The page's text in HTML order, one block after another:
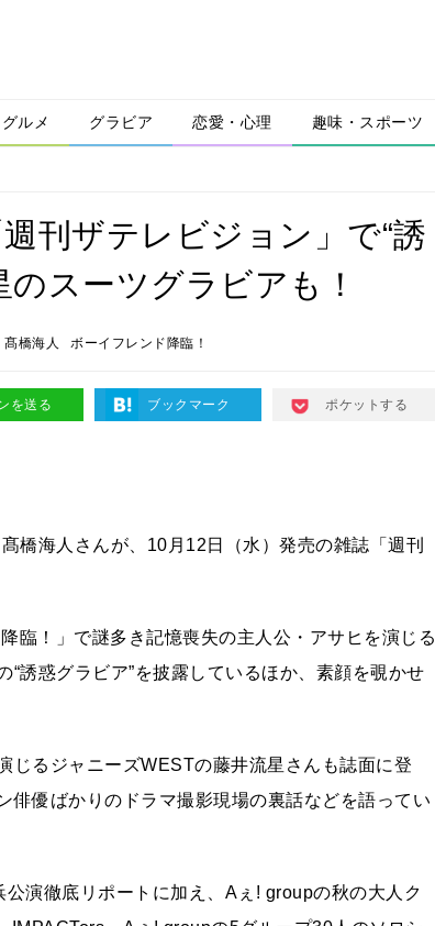
ルメ グラビア 恋愛・心理 趣味・スポーツ
刊ザテレビジョン」で“誘
スーツグラビアも！
髙橋海人 ボーイフレンド降臨！
を送る ブックマーク ポケットする
橋海人さんが、10月12日（水）発売の雑誌「週刊
臨！」で謎多き記憶喪失の主人公・アサヒを演じる
誘惑グラビア”を披露しているほか、素顔を覗かせ
じるジャニーズWESTの藤井流星さんも誌面に登
俳優ばかりのドラマ撮影現場の裏話などを語ってい
演徹底リポートに加え、Aぇ! groupの秋の大人ク